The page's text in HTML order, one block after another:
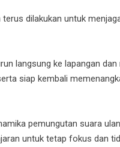
dilakukan untuk
langsung ke lapangan
siap kembali
pemungutan suara
untuk tetap fokus dan